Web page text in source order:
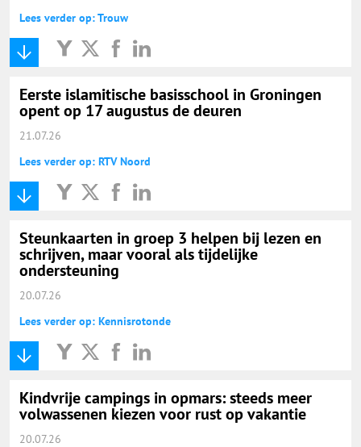
Lees verder op: Trouw
Eerste islamitische basisschool in Groningen
opent op 17 augustus de deuren
21.07.26
Lees verder op: RTV Noord
Steunkaarten in groep 3 helpen bij lezen en
schrijven, maar vooral als tijdelijke
ondersteuning
20.07.26
Lees verder op: Kennisrotonde
Kindvrije campings in opmars: steeds meer
volwassenen kiezen voor rust op vakantie
20.07.26